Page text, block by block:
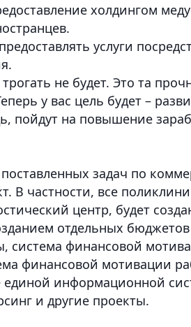
холдингом
услуги
не будет. Это та
у вас цель будет –
пойдут на повышение
задач по
В частности, все
центр, будет
отдельных
система финансовой
финансовой мотивации
единой информационной
и другие проекты.